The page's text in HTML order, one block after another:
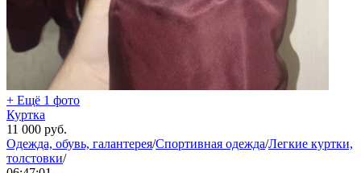
+ Ещё 1 фото
Куртка
11 000 руб.
Одежда, обувь, галантерея/Спортивная одежда/Легкие куртки,
толстовки/